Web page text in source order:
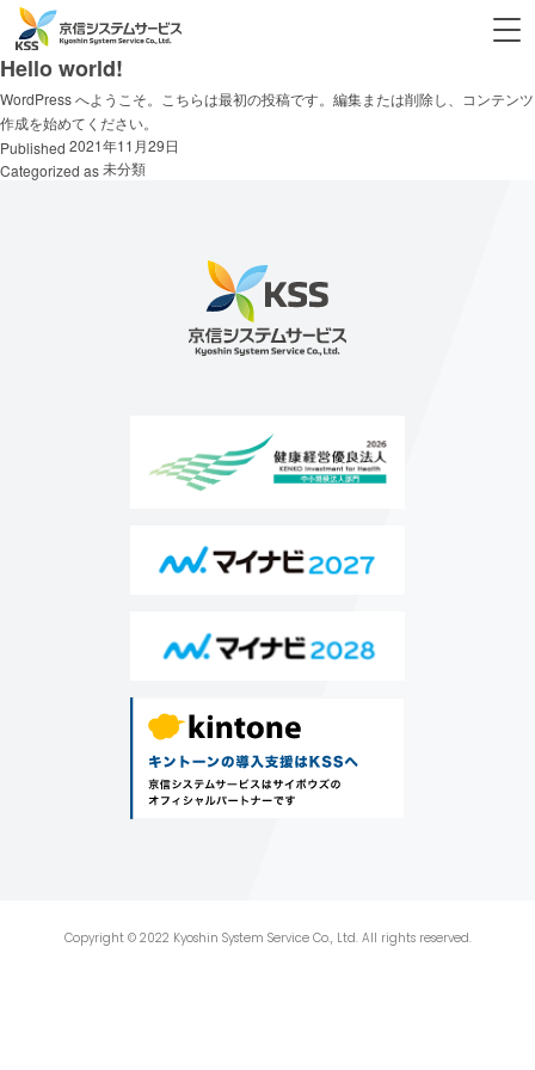
投稿者:kssinet
Hello world!
WordPress へようこそ。こちらは最初の投稿です。編集または削除し、コンテンツ
作成を始めてください。
Published 2021年11月29日
Categorized as未分類
Copyright © 2022 Kyoshin System Service Co., Ltd. All rights reserved.